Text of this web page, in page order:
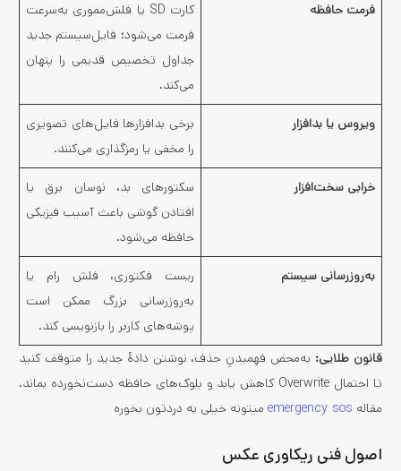
فرمت حافظه
کارت SD یا فلش‌مموری به‌سرعت
فرمت می‌شود؛ فایل‌سیستم جدید
جداول تخصیص قدیمی را پنهان
می‌کند.
ویروس یا بدافزار
برخی بدافزارها فایل‌های تصویری
را مخفی یا رمزگذاری می‌کنند.
خرابی سخت‌افزار
سکتورهای بد، نوسان برق یا
افتادن گوشی باعث آسیب فیزیکی
حافظه می‌شود.
به‌روزرسانی سیستم
ریست فکتوری، فلش رام یا
به‌روزرسانی بزرگ ممکن است
پوشه‌های کاربر را بازنویسی کند.
قانون طلایی: به‌محض فهمیدنِ حذف، نوشتن دادهٔ جدید را متوقف کنید
تا احتمال Overwrite کاهش یابد و بلوک‌های حافظه دست‌نخورده بماند.
مقاله emergency sos میتونه خیلی به دردتون بخوره
اصول فنی ریکاوری عکس